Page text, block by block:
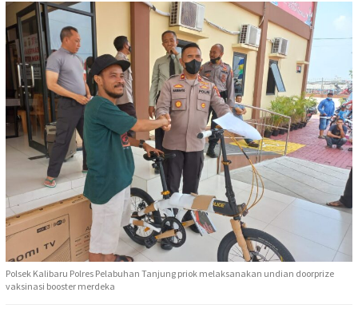
Polsek Kalibaru Polres Pelabuhan Tanjung priok melaksanakan undian doorprize
vaksinasi booster merdeka